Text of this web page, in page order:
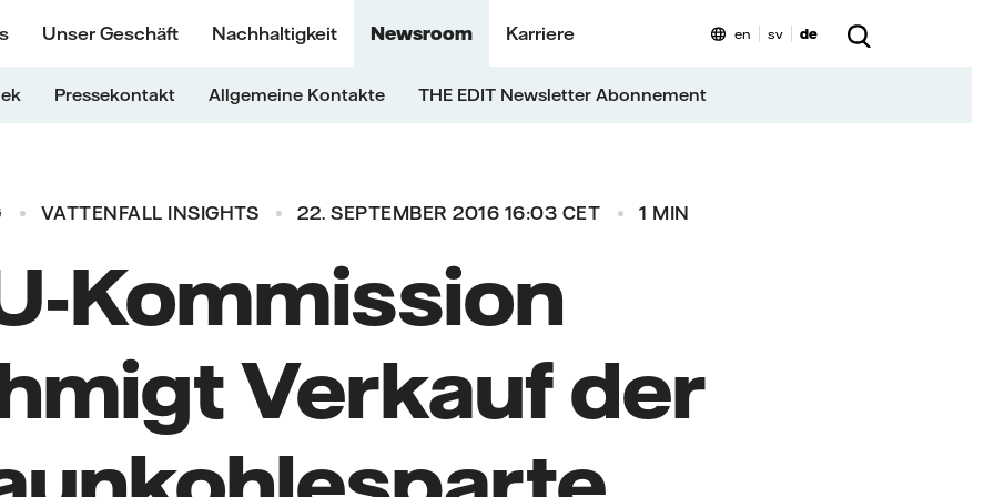
Unser Geschäft Nachhaltigkeit Newsroom Karriere
Pressekontakt Allgemeine Kontakte THE EDIT Newsletter Abonnement
en sv de
VATTENFALL INSIGHTS 22. SEPTEMBER 2016 16:03 CET 1 MIN
Kommission
Verkauf der